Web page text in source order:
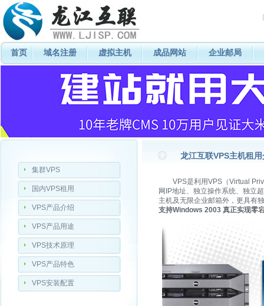
首页 域名注册 虚拟主机 成品网站 企业邮局
集群VPS
国内VPS租用
VPS产品介绍
VPS产品用途
VPS技术原理
VPS产品特色
VPS安装配置
龙江互联VPS主机租
VPS是利用VPS（Virtual
网IP地址、独立操作系统、独立
主机及无限企业邮箱外，更具有
支持Windows 2003 真正实现零